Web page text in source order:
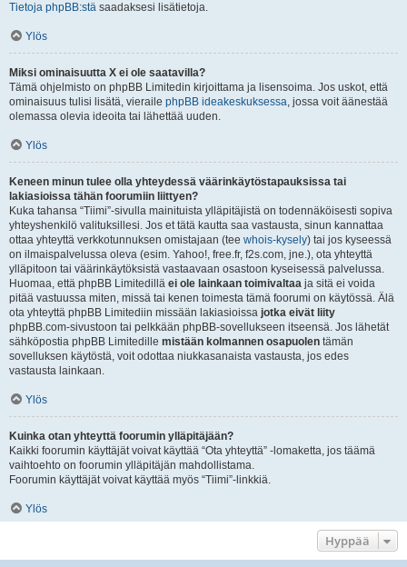
Tietoja phpBB:stä saadaksesi lisätietoja.
Ylös
Miksi ominaisuutta X ei ole saatavilla?
Tämä ohjelmisto on phpBB Limitedin kirjoittama ja lisensoima. Jos uskot, että
ominaisuus tulisi lisätä, vieraile phpBB ideakeskuksessa, jossa voit äänestää
olemassa olevia ideoita tai lähettää uuden.
Ylös
Keneen minun tulee olla yhteydessä väärinkäytöstapauksissa tai
lakiasioissa tähän foorumiin liittyen?
Kuka tahansa “Tiimi”-sivulla mainituista ylläpitäjistä on todennäköisesti sopiva
yhteyshenkilö valituksillesi. Jos et tätä kautta saa vastausta, sinun kannattaa
ottaa yhteyttä verkkotunnuksen omistajaan (tee whois-kysely) tai jos kyseessä
on ilmaispalvelussa oleva (esim. Yahoo!, free.fr, f2s.com, jne.), ota yhteyttä
ylläpitoon tai väärinkäytöksistä vastaavaan osastoon kyseisessä palvelussa.
Huomaa, että phpBB Limitedillä ei ole lainkaan toimivaltaa ja sitä ei voida
pitää vastuussa miten, missä tai kenen toimesta tämä foorumi on käytössä. Älä
ota yhteyttä phpBB Limitediin missään lakiasioissa jotka eivät liity
phpBB.com-sivustoon tai pelkkään phpBB-sovellukseen itseensä. Jos lähetät
sähköpostia phpBB Limitedille mistään kolmannen osapuolen tämän
sovelluksen käytöstä, voit odottaa niukkasanaista vastausta, jos edes
vastausta lainkaan.
Ylös
Kuinka otan yhteyttä foorumin ylläpitäjään?
Kaikki foorumin käyttäjät voivat käyttää “Ota yhteyttä” -lomaketta, jos täämä
vaihtoehto on foorumin ylläpitäjän mahdollistama.
Foorumin käyttäjät voivat käyttää myös “Tiimi”-linkkiä.
Ylös
Hyppää